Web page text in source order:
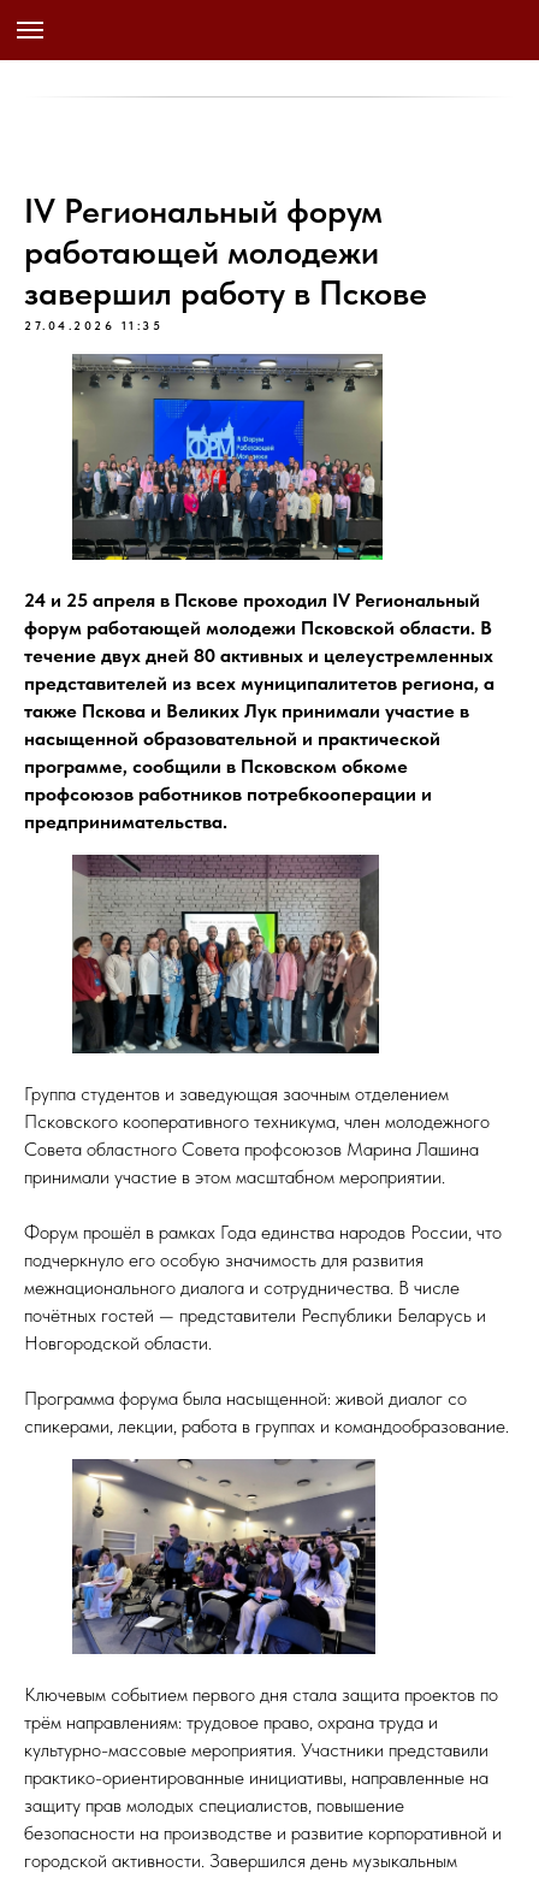
IV Региональный форум
работающей молодежи
завершил работу в Пскове
27.04.2026 11:35
24 и 25 апреля в Пскове проходил IV Региональный
форум работающей молодежи Псковской области. В
течение двух дней 80 активных и целеустремленных
представителей из всех муниципалитетов региона, а
также Пскова и Великих Лук принимали участие в
насыщенной образовательной и практической
программе, сообщили в Псковском обкоме
профсоюзов работников потребкооперации и
предпринимательства.
Группа студентов и заведующая заочным отделением
Псковского кооперативного техникума, член молодежного
Совета областного Совета профсоюзов Марина Лашина
принимали участие в этом масштабном мероприятии.
Форум прошёл в рамках Года единства народов России, что
подчеркнуло его особую значимость для развития
межнационального диалога и сотрудничества. В числе
почётных гостей — представители Республики Беларусь и
Новгородской области.
Программа форума была насыщенной: живой диалог со
спикерами, лекции, работа в группах и командообразование.
Ключевым событием первого дня стала защита проектов по
трём направлениям: трудовое право, охрана труда и
культурно-массовые мероприятия. Участники представили
практико-ориентированные инициативы, направленные на
защиту прав молодых специалистов, повышение
безопасности на производстве и развитие корпоративной и
городской активности. Завершился день музыкальным